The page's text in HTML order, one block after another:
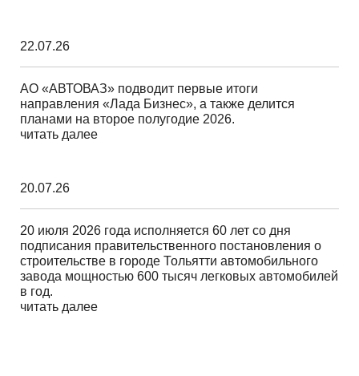
22.07.26
АО «АВТОВАЗ» подводит первые итоги
направления «Лада Бизнес», а также делится
планами на второе полугодие 2026.
читать далее
20.07.26
20 июля 2026 года исполняется 60 лет со дня
подписания правительственного постановления о
строительстве в городе Тольятти автомобильного
завода мощностью 600 тысяч легковых автомобилей
в год.
читать далее